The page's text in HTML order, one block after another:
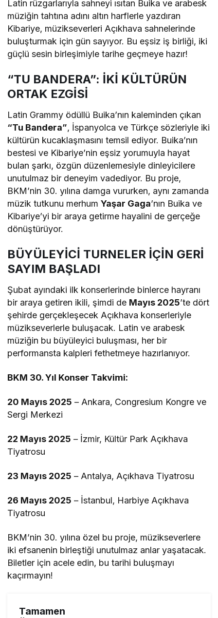
Latin rüzgarlarıyla sahneyi ısıtan Buika ve arabesk
müziğin tahtına adını altın harflerle yazdıran
Kibariye, müzikseverleri Açıkhava sahnelerinde
buluşturmak için gün sayıyor. Bu eşsiz iş birliği, iki
güçlü sesin birleşimiyle tarihe geçmeye hazır!
“TU BANDERA”: İKİ KÜLTÜRÜN
ORTAK EZGİSİ
Latin Grammy ödüllü Buika’nın kaleminden çıkan
“Tu Bandera”, İspanyolca ve Türkçe sözleriyle iki
kültürün kucaklaşmasını temsil ediyor. Buika’nın
bestesi ve Kibariye’nin eşsiz yorumuyla hayat
bulan şarkı, özgün düzenlemesiyle dinleyicilere
unutulmaz bir deneyim vadediyor. Bu proje,
BKM’nin 30. yılına damga vururken, aynı zamanda
müzik tutkunu merhumYaşar Gaga’nın Buika ve
Kibariye’yi bir araya getirme hayalini de gerçeğe
dönüştürüyor.
BÜYÜLEYİCİ TURNELER İÇİN GERİ
SAYIM BAŞLADI
Şubat ayındaki ilk konserlerinde binlerce hayranı
bir araya getiren ikili, şimdi de Mayıs 2025’te dört
şehirde gerçekleşecek Açıkhava konserleriyle
müzikseverlerle buluşacak. Latin ve arabesk
müziğin bu büyüleyici buluşması, her bir
performansta kalpleri fethetmeye hazırlanıyor.
BKM 30. Yıl Konser Takvimi:
20 Mayıs 2025 – Ankara, Congresium Kongre ve
Sergi Merkezi
22 Mayıs 2025 – İzmir, Kültür Park Açıkhava
Tiyatrosu
23 Mayıs 2025 – Antalya, Açıkhava Tiyatrosu
26 Mayıs 2025 – İstanbul, Harbiye Açıkhava
Tiyatrosu
BKM’nin 30. yılına özel bu proje, müzikseverlere
iki efsanenin birleştiği unutulmaz anlar yaşatacak.
Biletler için acele edin, bu tarihi buluşmayı
kaçırmayın!
Tamamen